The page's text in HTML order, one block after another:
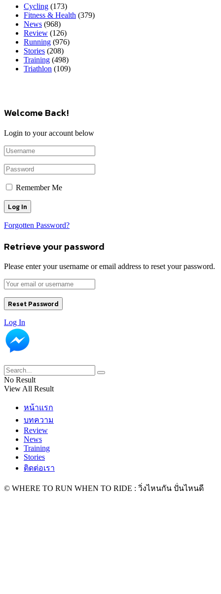
Cycling (173)
Fitness & Health (379)
News (968)
Review (126)
Running (976)
Stories (208)
Training (498)
Triathlon (109)
Welcome Back!
Login to your account below
Remember Me
Forgotten Password?
Retrieve your password
Please enter your username or email address to reset your password.
Log In
No Result
View All Result
หน้าแรก
บทความ
Review
News
Training
Stories
ติดต่อเรา
© WHERE TO RUN WHEN TO RIDE : วิ่งไหนกัน ปั่นไหนดี